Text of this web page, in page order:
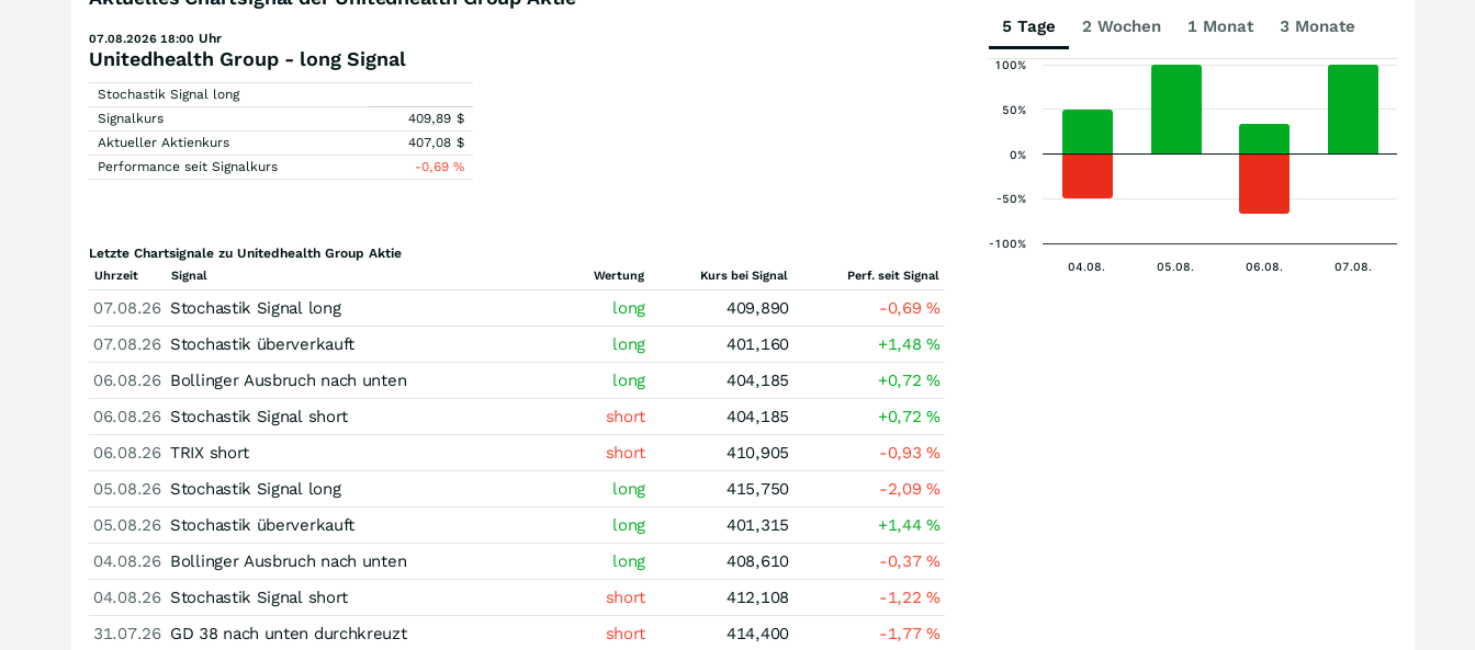
07.08.2026 18:00 Uhr
Unitedhealth Group - long Signal
Stochastik Signal long
Signalkurs
409,89 $
Aktueller Aktienkurs
407,08 $
Performance seit Signalkurs
-0,69 %
Letzte Chartsignale zu Unitedhealth Group Aktie
Uhrzeit Signal Wertung Kurs bei Signal Perf. seit Signal
07.08.26 Stochastik Signal long long 409,890 -0,69%
07.08.26 Stochastik überverkauft long 401,160 +1,48%
06.08.26 Bollinger Ausbruch nach unten long 404,185 +0,72%
06.08.26 Stochastik Signal short short 404,185 +0,72%
06.08.26 TRIX short short 410,905 -0,93%
05.08.26 Stochastik Signal long long 415,750 -2,09%
05.08.26 Stochastik überverkauft long 401,315 +1,44%
04.08.26 Bollinger Ausbruch nach unten long 408,610 -0,37%
04.08.26 Stochastik Signal short short 412,108 -1,22%
31.07.26 GD 38 nach unten durchkreuzt short 414,400 -1,77%
5 Tage 2 Wochen 1 Monat 3 Monate
04.08. 05.08. 06.08. 07.08.
-100%
-50%
0%
50%
100%